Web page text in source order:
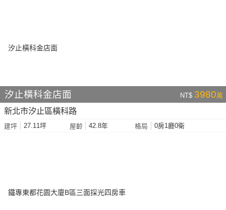
汐止橫科金店面 NT$ 3980萬
新北市汐止區橫科路
建坪 27.11坪 屋齡 42.8年 格局 0房1廳0衛